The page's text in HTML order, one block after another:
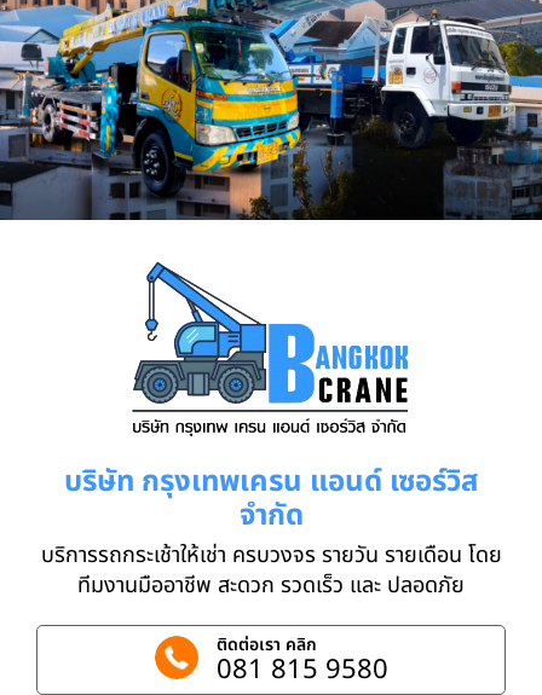
บริษัท กรุงเทพเครน แอนด์ เซอร์วิส
จำกัด
บริการรถกระเช้าให้เช่า ครบวงจร รายวัน รายเดือน โดย
ทีมงานมืออาชีพ สะดวก รวดเร็ว และ ปลอดภัย
ติดต่อเรา คลิก
081 815 9580